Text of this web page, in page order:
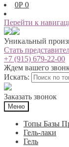
0Р 0
Перейти к
Уникальный
Стать
+7 (915) 679-22-00
Ждем вашего
Искать:
Заказать звонок
Меню
Топы Базы
Гель-лаки
Гель